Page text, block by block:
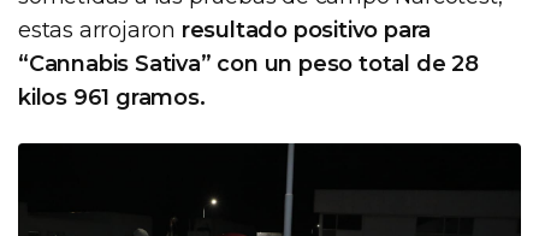
estas arrojaron resultado positivo para
“Cannabis Sativa” con un peso total de 28
kilos 961 gramos.